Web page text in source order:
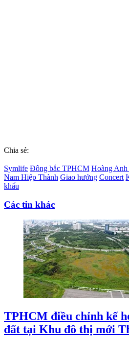
Chia sẻ:
Symlife Đông bắc TPHCM Hoàng
Nam Hiệp Thành Giao hưởng Concert
khấu
Các tin khác
TPHCM điều chỉnh kế
đất tại Khu đô thị mới